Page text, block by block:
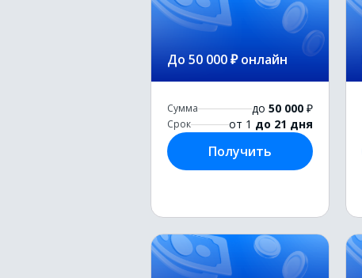
До 50 000 ₽ онлайн
Сумма до 50 000 ₽
Срок от 1 до 21 дня
Получить